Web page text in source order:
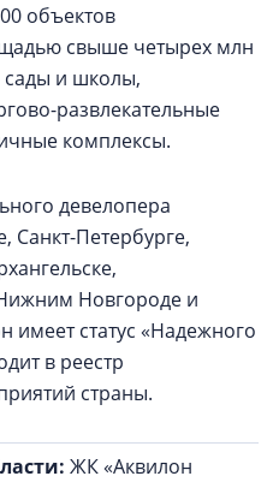
объектов
свыше четырех млн
сады и школы,
развлекательные
комплексы.
девелопера
Санкт-Петербурге,
Новгороде и
имеет статус «Надежного
в реестр
страны.
ЖК «Аквилон